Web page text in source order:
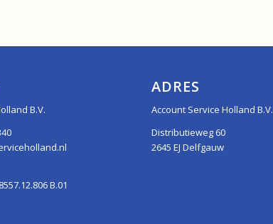
B.V.
B.01
ADRES
Account Service Holland B.V.
Distributieweg 60
2645 EJ Delfgauw